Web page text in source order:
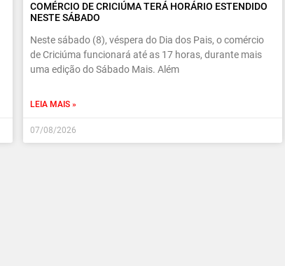
COMÉRCIO DE CRICIÚMA TERÁ HORÁRIO ESTENDIDO
NESTE SÁBADO
Neste sábado (8), véspera do Dia dos Pais, o comércio
de Criciúma funcionará até as 17 horas, durante mais
uma edição do Sábado Mais. Além
LEIA MAIS »
07/08/2026